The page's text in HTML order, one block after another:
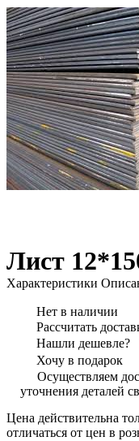
Лист
Характеристики
Нет в наличии
Рассчитать
Нашли дешевле?
Хочу в подарок
Осуществляем
уточнения деталей
Цена действительна
отличаться от цен в